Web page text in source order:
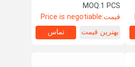
کشور آمريکا
MOQ:1 PCS
قیمت:Price is negotiable
بهترین قیمت
تماس